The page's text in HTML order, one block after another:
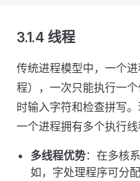
3.1.4 线程
传统进程模型中，一个
程），一次只能执行一
时输入字符和检查拼写
一个进程拥有多个执行线
多线程优势：在多核
如，字处理程序可分